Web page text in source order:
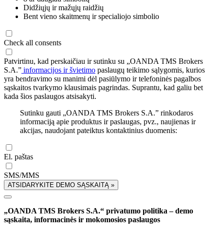
Didžiųjų ir mažųjų raidžių
Bent vieno skaitmenų ir specialiojo simbolio
Check all consents
Patvirtinu, kad perskaičiau ir sutinku su „OANDA TMS Brokers
S.A.” informacijos ir švietimo paslaugų teikimo sąlygomis, kurios
yra bendravimo su manimi dėl pasiūlymo ir telefoninės pagalbos
sąskaitos tvarkymo klausimais pagrindas. Suprantu, kad galiu bet
kada šios paslaugos atsisakyti.
Sutinku gauti „OANDA TMS Brokers S.A.” rinkodaros
informaciją apie produktus ir paslaugas, pvz., naujienas ir
akcijas, naudojant pateiktus kontaktinius duomenis:
El. paštas
SMS/MMS
ATSIDARYKITE DEMO SĄSKAITĄ »
„OANDA TMS Brokers S.A.“ privatumo politika – demo
sąskaita, informacinės ir mokomosios paslaugos